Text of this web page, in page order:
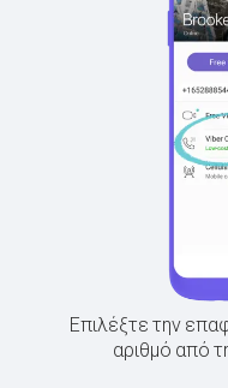
Επιλέξτε την
αριθμό από